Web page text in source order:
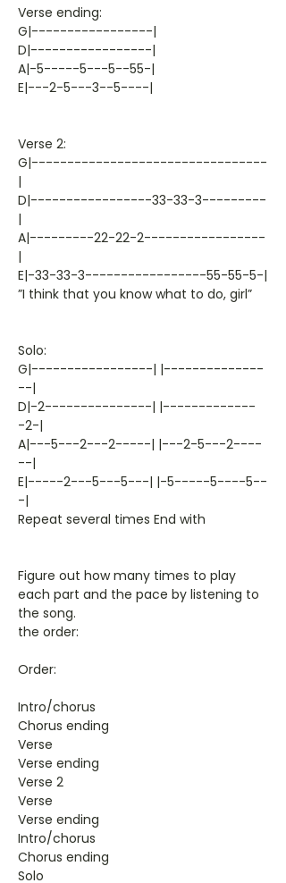
Verse ending:
G|-----------------|
D|-----------------|
A|-5-----5---5--55-|
E|---2-5---3--5----|
Verse 2:
G|---------------------------------
|
D|-----------------33-33-3---------
|
A|---------22-22-2-----------------
|
E|-33-33-3-----------------55-55-5-|
”I think that you know what to do, girl”
Solo:
G|-----------------| |--------------
--|
D|-2---------------| |-------------
-2-|
A|---5---2---2-----| |---2-5---2----
--|
E|-----2---5---5---| |-5-----5----5--
-|
Repeat several times End with
Figure out how many times to play
each part and the pace by listening to
the song.
the order:
Order:
Intro/chorus
Chorus ending
Verse
Verse ending
Verse 2
Verse
Verse ending
Intro/chorus
Chorus ending
Solo